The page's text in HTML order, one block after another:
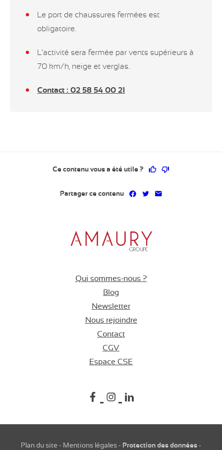
Le port de chaussures fermées est
obligatoire.
L’activité sera fermée par vents supérieurs à
70 km/h, neige et verglas.
Contact : 02 58 54 00 21
Ce contenu vous a été utile ? Ce contenu vous
Partager ce contenu Partager sur Facebook
Partager sur Twitter
Partager par
Qui sommes-nous ?
Blog
Newsletter
Nous rejoindre
Contact
CGV
Espace CSE
Suivez-nous sur
Suivez-nous
Plan du site - Mentions légales- Protection des données-